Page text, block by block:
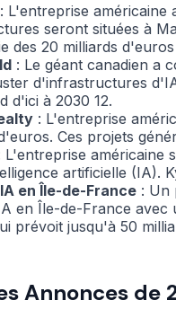
: L'entreprise
seront situées à
des 20 milliards
: Le géant canadien a
d'infrastructures
d'ici à 2030 12.
: L'entreprise
Ces projets
L'entreprise américaine
artificielle (IA).
en Île-de-France : Un
en Île-de-France avec
prévoit jusqu'à 50
Annonces de